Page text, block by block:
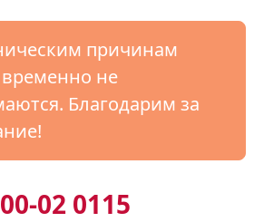
причинам
не
Благодарим за
02 0115